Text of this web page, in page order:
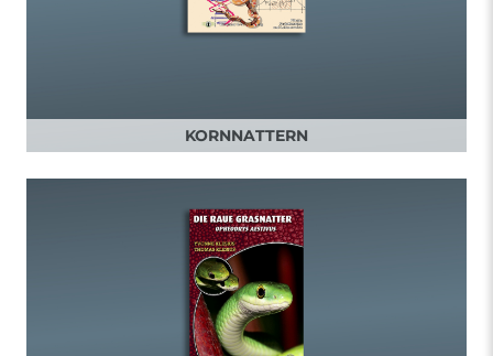
KORNNATTERN